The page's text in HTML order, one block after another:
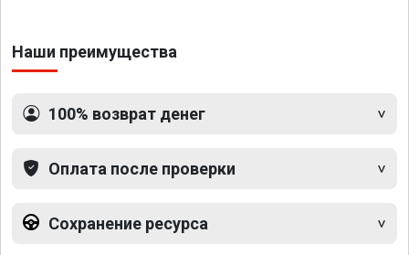
Наши преимущества
100% возврат денег
Оплата после проверки
Сохранение ресурса